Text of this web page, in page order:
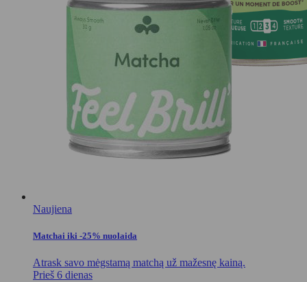
Naujiena
Matchai iki -25% nuolaida
Atrask savo mėgstamą matchą už mažesnę kainą.
Prieš 6 dienas